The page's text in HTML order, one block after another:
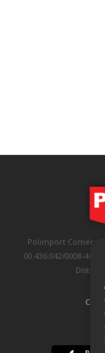
Polimport Comércio
00.436.042/0008-46,
Distrito